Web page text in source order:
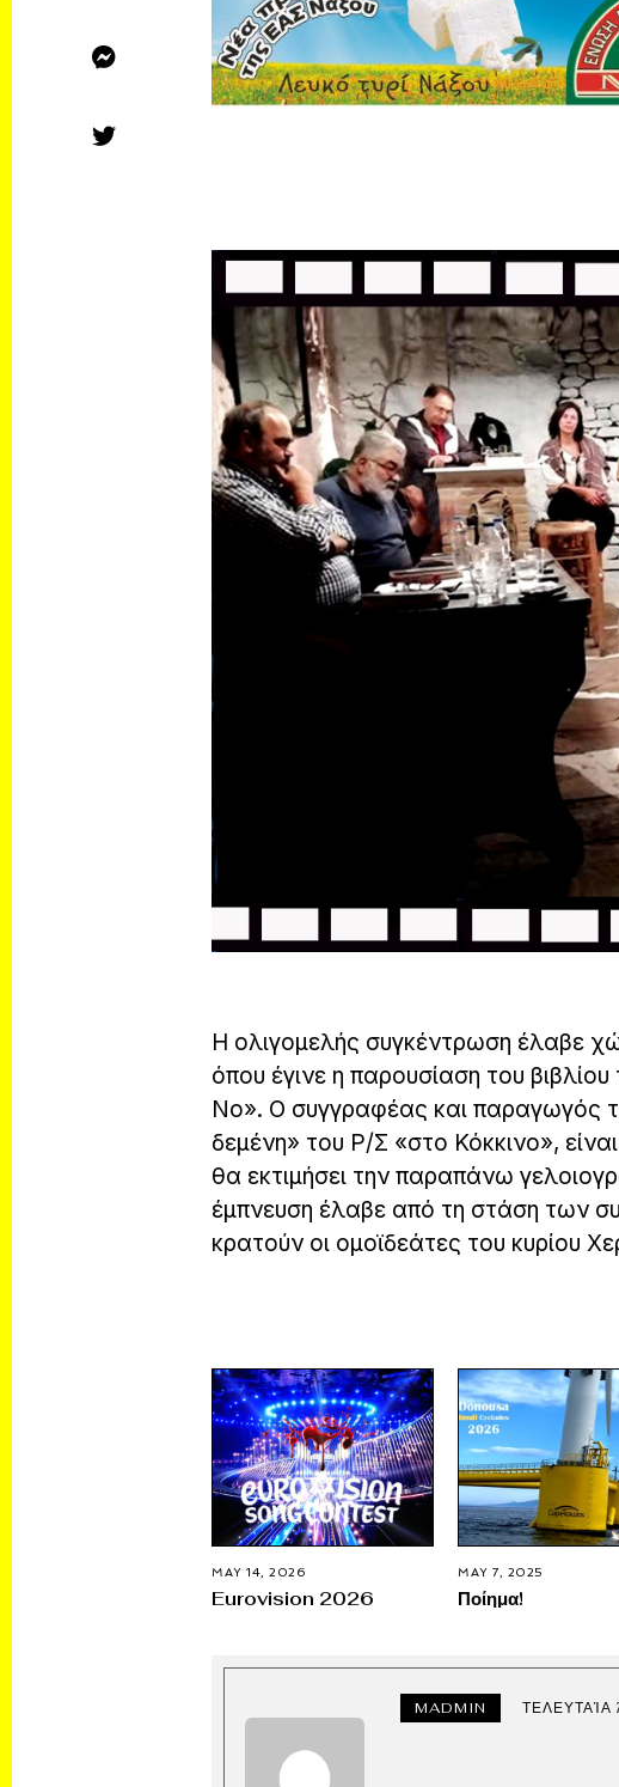
Η ολιγομελής συγκέντρωση έλαβε
όπου έγινε η παρουσίαση του
Νο». Ο συγγραφέας και παραγωγός
δεμένη» του Ρ/Σ «στο Κόκκινο»,
θα εκτιμήσει την παραπάνω
έμπνευση έλαβε από τη στάση των
κρατούν οι ομοϊδεάτες του κυρίου
MAY 14, 2026
Eurovision 2026
MAY 7, 2025
Ποίημα!
MADMIN ΤΕΛΕΥΤΑΊΑ